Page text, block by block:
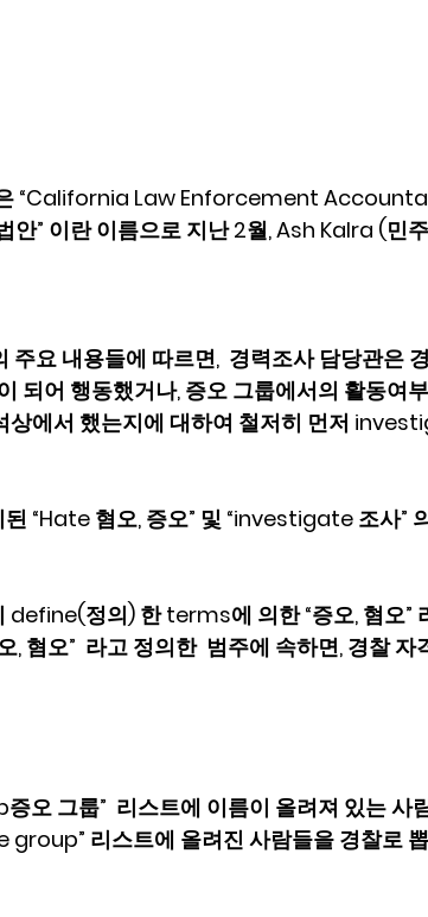
“California Law Enforcement
안” 이란 이름으로 지난 2월, Ash Kalra (민
주요 내용들에 따르면,  경력조사 담당관은
되어 행동했거나, 증오 그룹에서의 활동여
상에서 했는지에 대하여 철저히 먼저
“Hate 혐오, 증오” 및 “investigate 조사”
define(정의) 한 terms에 의한 “증오, 혐오”
, 혐오”  라고 정의한  범주에 속하면, 경찰
증오 그룹”  리스트에 이름이 올려져 있는 사
group” 리스트에 올려진 사람들을 경찰로